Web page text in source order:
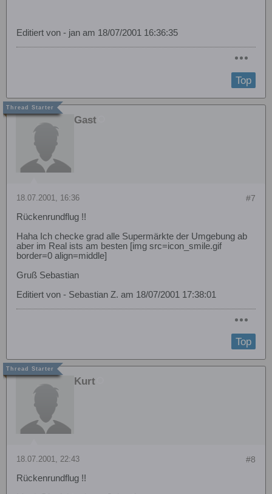
Editiert von - jan am 18/07/2001 16:36:35
Top
Gast
#7
18.07.2001, 16:36
Rückenrundflug !!
Haha Ich checke grad alle Supermärkte der Umgebung ab
aber im Real ists am besten [img src=icon_smile.gif
border=0 align=middle]
Gruß Sebastian
Editiert von - Sebastian Z. am 18/07/2001 17:38:01
Top
Kurt
#8
18.07.2001, 22:43
Rückenrundflug !!